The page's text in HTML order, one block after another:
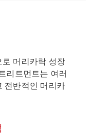
머리카락 성장
리트먼트는 여러
전반적인 머리카